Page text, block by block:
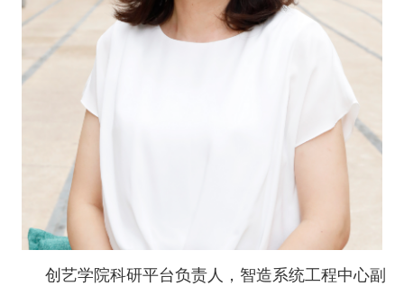
创艺学院科研平台负责人，智造系统工程中心副